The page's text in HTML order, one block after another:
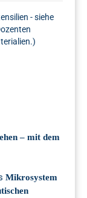
- siehe
– mit dem
Mikrosystem